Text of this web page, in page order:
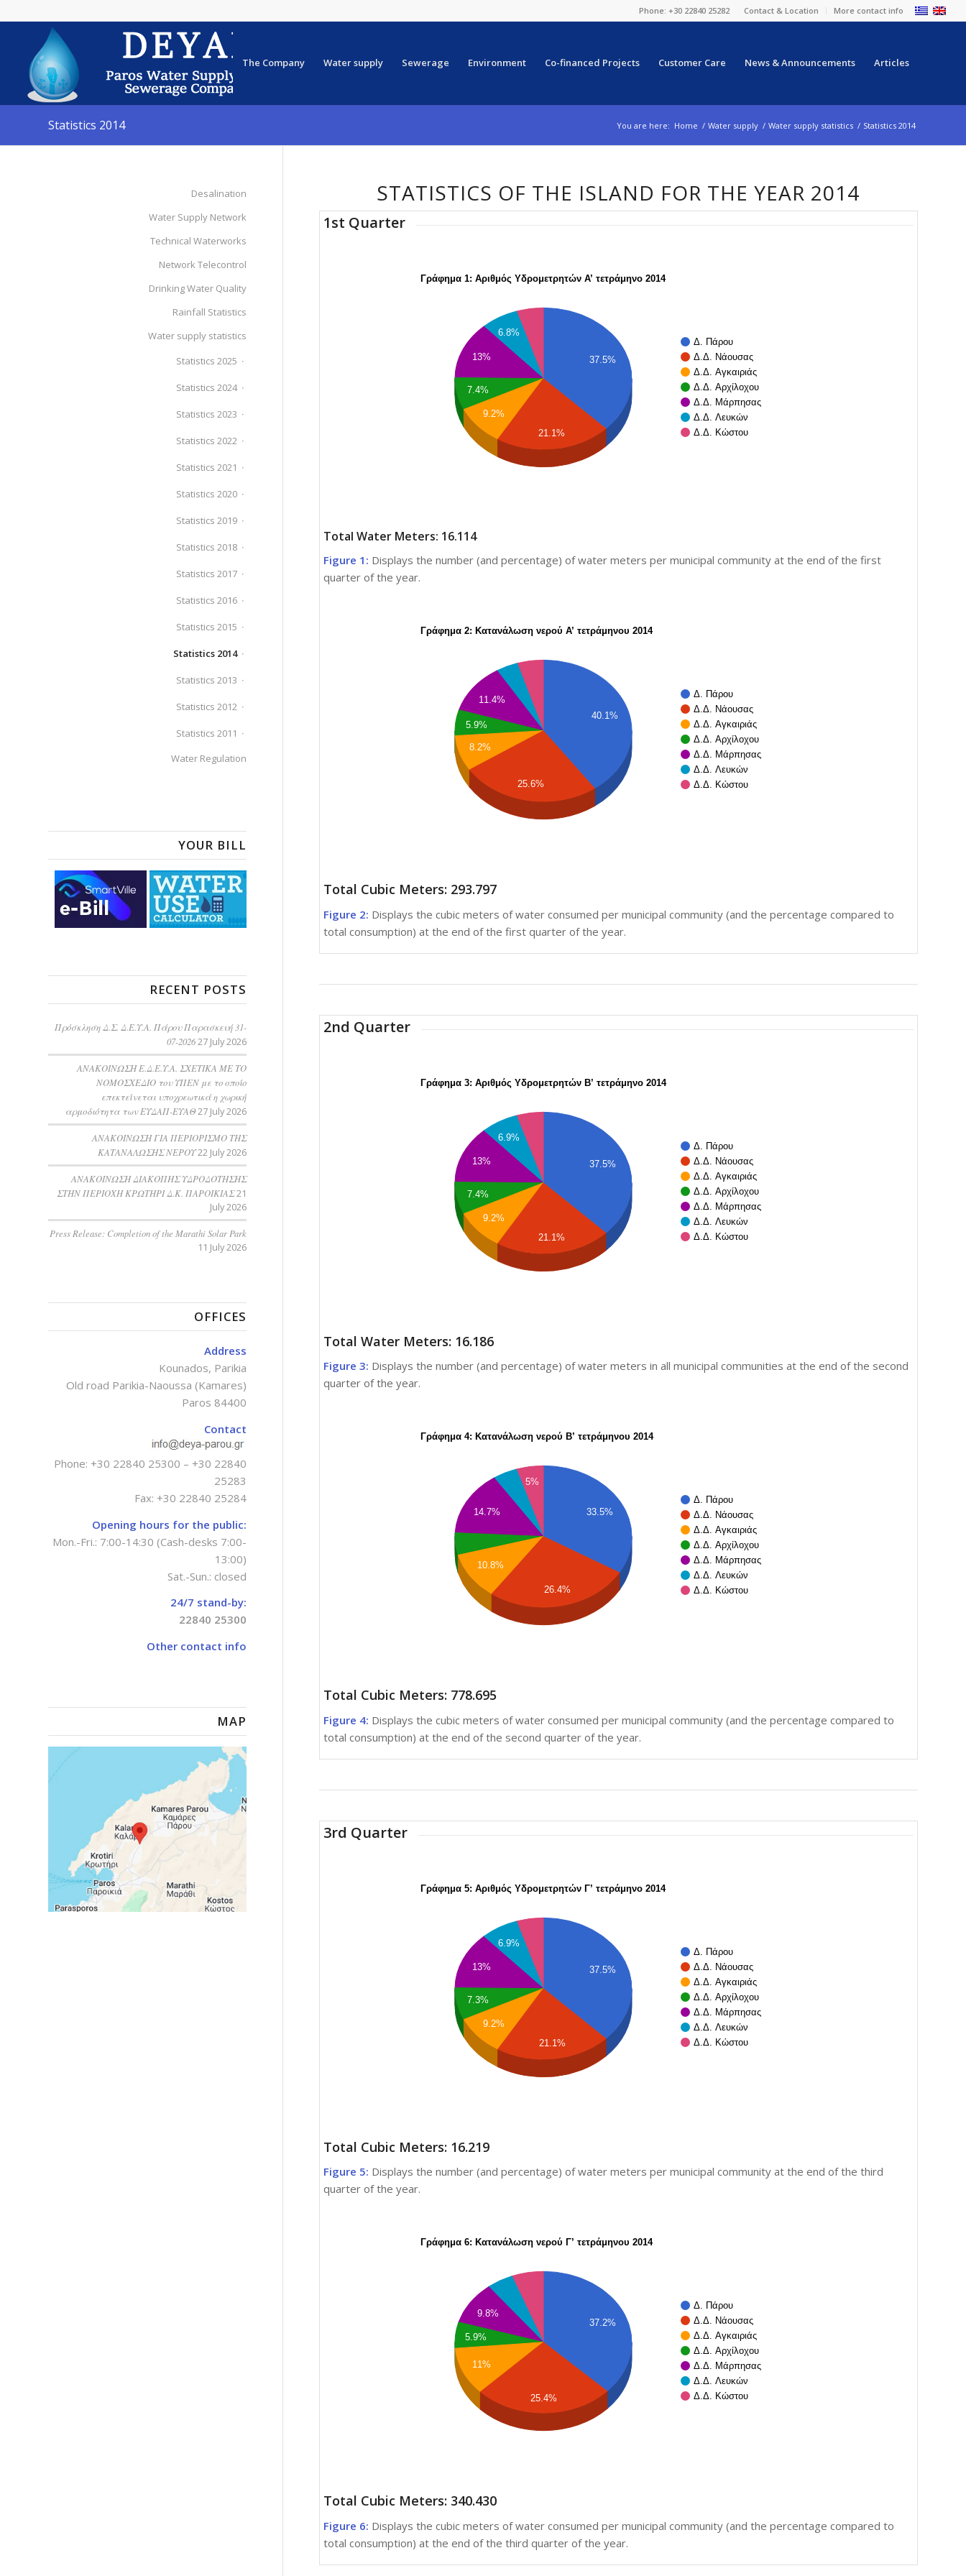
Contact & Location More contact info
Phone: +30 22840 25282
The Company Water supply Sewerage Environment Co-financed Projects Customer Care News & Announcements Articles
Statistics 2014 You are here: Home / Water supply / Water supply statistics / Statistics 2014
STATISTICS OF THE ISLAND FOR THE YEAR 2014
1st Quarter
Γράφημα 1: Αριθμός Υδρομετρητών Α’ τετράμηνο 2014
Δ. Πάρου
Δ.Δ. Νάουσας
Δ.Δ. Αγκαιριάς
Δ.Δ. Αρχίλοχου
Δ.Δ. Μάρπησας
Δ.Δ. Λευκών
Δ.Δ. Κώστου
37.5%
6.8%
13%
7.4%
9.2%
21.1%
Total Water Meters: 16.114
Figure 1: Displays the number (and percentage) of water meters per municipal community at the end of the first
quarter of the year.
Γράφημα 2: Κατανάλωση νερού Α’ τετράμηνου 2014
Δ. Πάρου
Δ.Δ. Νάουσας
Δ.Δ. Αγκαιριάς
Δ.Δ. Αρχίλοχου
Δ.Δ. Μάρπησας
Δ.Δ. Λευκών
Δ.Δ. Κώστου
40.1%
11.4%
5.9%
8.2%
25.6%
Total Cubic Meters: 293.797
Figure 2: Displays the cubic meters of water consumed per municipal community (and the percentage compared to
total consumption) at the end of the first quarter of the year.
2nd Quarter
Γράφημα 3: Αριθμός Υδρομετρητών Β’ τετράμηνο 2014
Δ. Πάρου
Δ.Δ. Νάουσας
Δ.Δ. Αγκαιριάς
Δ.Δ. Αρχίλοχου
Δ.Δ. Μάρπησας
Δ.Δ. Λευκών
Δ.Δ. Κώστου
37.5%
6.9%
13%
7.4%
9.2%
21.1%
Total Water Meters: 16.186
Figure 3: Displays the number (and percentage) of water meters in all municipal communities at the end of the second
quarter of the year.
Γράφημα 4: Κατανάλωση νερού Β’ τετράμηνου 2014
Δ. Πάρου
Δ.Δ. Νάουσας
Δ.Δ. Αγκαιριάς
Δ.Δ. Αρχίλοχου
Δ.Δ. Μάρπησας
Δ.Δ. Λευκών
Δ.Δ. Κώστου
33.5%
5%
14.7%
10.8%
26.4%
Total Cubic Meters: 778.695
Figure 4: Displays the cubic meters of water consumed per municipal community (and the percentage compared to
total consumption) at the end of the second quarter of the year.
3rd Quarter
Γράφημα 5: Αριθμός Υδρομετρητών Γ’ τετράμηνο 2014
Δ. Πάρου
Δ.Δ. Νάουσας
Δ.Δ. Αγκαιριάς
Δ.Δ. Αρχίλοχου
Δ.Δ. Μάρπησας
Δ.Δ. Λευκών
Δ.Δ. Κώστου
37.5%
6.9%
13%
7.3%
9.2%
21.1%
Total Cubic Meters: 16.219
Figure 5: Displays the number (and percentage) of water meters per municipal community at the end of the third
quarter of the year.
Γράφημα 6: Κατανάλωση νερού Γ’ τετράμηνου 2014
Δ. Πάρου
Δ.Δ. Νάουσας
Δ.Δ. Αγκαιριάς
Δ.Δ. Αρχίλοχου
Δ.Δ. Μάρπησας
Δ.Δ. Λευκών
Δ.Δ. Κώστου
37.2%
9.8%
5.9%
11%
25.4%
Total Cubic Meters: 340.430
Figure 6: Displays the cubic meters of water consumed per municipal community (and the percentage compared to
total consumption) at the end of the third quarter of the year.
Desalination
Water Supply Network
Technical Waterworks
Network Telecontrol
Drinking Water Quality
Rainfall Statistics
Water supply statistics
Statistics 2025
Statistics 2024
Statistics 2023
Statistics 2022
Statistics 2021
Statistics 2020
Statistics 2019
Statistics 2018
Statistics 2017
Statistics 2016
Statistics 2015
Statistics 2014
Statistics 2013
Statistics 2012
Statistics 2011
Water Regulation
YOUR BILL
RECENT POSTS
Πρόσκληση Δ.Σ. Δ.Ε.Υ.Α. Πάρου Παρασκευή 31-
07-202627 July 2026
ΑΝΑΚΟΙΝΩΣΗ Ε.Δ.Ε.Υ.Α. ΣΧΕΤΙΚΑ ΜΕ ΤΟ
ΝΟΜΟΣΧΕΔΙΟ του ΥΠΕΝ με το οποίο
επεκτείνεται υποχρεωτικά η χωρική
αρμοδιότητα των ΕΥΔΑΠ-ΕΥΑΘ27 July 2026
ΑΝΑΚΟΙΝΩΣΗ ΓΙΑ ΠΕΡΙΟΡΙΣΜΟ ΤΗΣ
ΚΑΤΑΝΑΛΩΣΗΣ ΝΕΡΟΥ22 July 2026
AΝΑΚΟΙΝΩΣΗ ΔΙΑΚΟΠΗΣ ΥΔΡΟΔΟΤΗΣΗΣ
ΣΤΗΝ ΠΕΡΙΟΧΗ ΚΡΩΤΗΡΙ Δ.Κ. ΠΑΡΟΙΚΙΑΣ21
July 2026
Press Release: Completion of the Marathi Solar Park
11 July 2026
OFFICES
Address
Kounados, Parikia
Old road Parikia-Naoussa (Kamares)
Paros 84400
Contact
Phone: +30 22840 25300 – +30 22840
25283
Fax: +30 22840 25284
Opening hours for the public:
Mon.-Fri.: 7:00-14:30 (Cash-desks 7:00-
13:00)
Sat.-Sun.: closed
24/7 stand-by:
22840 25300
Other contact info
MAP